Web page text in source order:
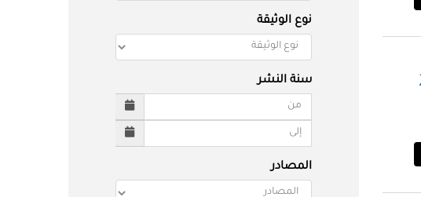
نوع الوثيقة
سنة النشر
المصادر